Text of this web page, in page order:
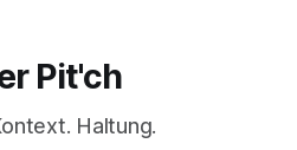
Pit'ch
Haltung.